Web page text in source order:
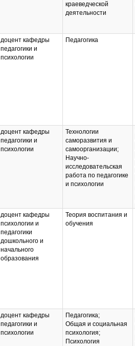
краеведческой
деятельности
доцент кафедры
педагогики и
психологии
Педагогика
доцент кафедры
педагогики и
психологии
Технологии
саморазвития и
самоорганизации;
Научно-
исследовательская
работа по педагогике
и психологии
доцент кафедры
психологии и
педагогики
дошкольного и
начального
образования
Теория воспитания и
обучения
доцент кафедры
педагогики и
психологии
Педагогика;
Общая и социальная
психология;
Психология